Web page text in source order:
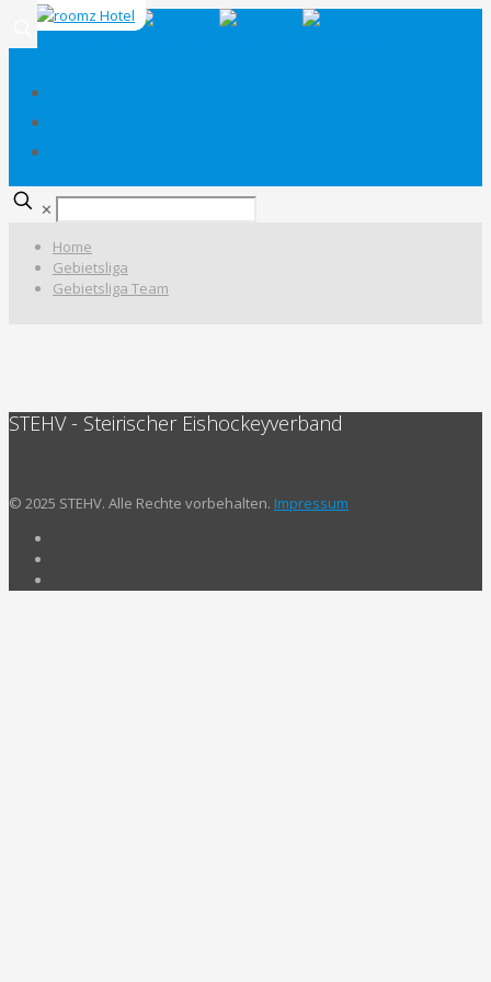
✕
Home
Gebietsliga
Gebietsliga Team
STEHV - Steirischer Eishockeyverband
© 2025 STEHV. Alle Rechte vorbehalten. Impressum